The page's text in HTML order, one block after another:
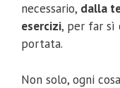
necessario, dalla
esercizi, per far sì
portata.
Non solo, ogni